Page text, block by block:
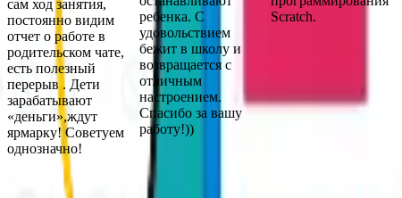
сам ход занятия,
постоянно видим
отчет о работе в
родительском чате,
есть полезный
перерыв . Дети
зарабатывают
«деньги»,ждут
ярмарку! Советуем
однозначно!
ребенка. С
удовольствием
бежит в школу и
возвращается с
отличным
настроением.
Спасибо за вашу
работу!))
Scratch.